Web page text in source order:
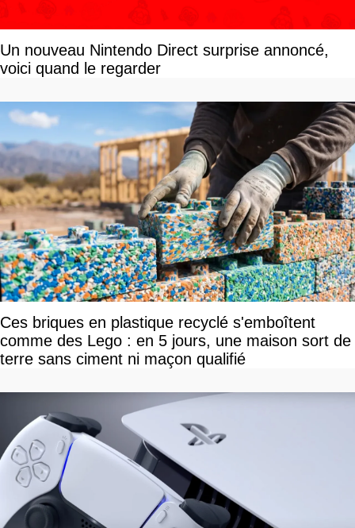
Un nouveau Nintendo Direct surprise annoncé,
voici quand le regarder
Ces briques en plastique recyclé s'emboîtent
comme des Lego : en 5 jours, une maison sort de
terre sans ciment ni maçon qualifié